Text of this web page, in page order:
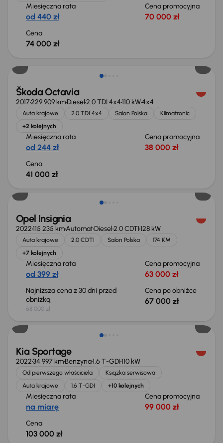
Miesięczna rata
od 440 zł
Cena promocyjna
70 000 zł
Cena
74 000 zł
Škoda Octavia
2017229 909 kmDiesel2.0 TDI 4x4110 kW4x4
Auta krajowe 2.0 TDI 4x4 Salon Polska
Klimatronic
+2 kolejnych
Miesięczna rata
od 244 zł
Cena promocyjna
38 000 zł
Cena
41 000 zł
Opel Insignia
2022115 235 kmAutomatDiesel2.0 CDTI128 kW
Auta krajowe 2.0 CDTI Salon Polska
174 KM
+7 kolejnych
Miesięczna rata
od 399 zł
Cena promocyjna
63 000 zł
Najniższa cena z 30 dni przed
obniżką
68 000 zł
Cena po obniżce
67 000 zł
Kia Sportage
202234 997 kmBenzyna1.6 T-GDI110 kW
Od pierwszego właściciela
Książka serwisowa
Auta krajowe
1.6 T-GDI +10 kolejnych
Miesięczna rata
na miarę
Cena promocyjna
99 000 zł
Cena
103 000 zł